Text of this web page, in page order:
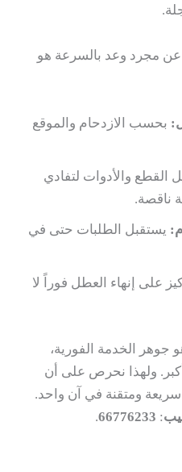
عن مجرد وعد بالسرعة هو
بحسب الازدحام والموقع
القطع والأدوات لتفادي
ناقصة.
يستقبل الطلبات حتى في
على إنهاء العطل فوراً لا
جوهر الخدمة الفورية،
ولهذا نحرص على أن
سريعة ومتقنة في آن واحد.
:
66776233
.